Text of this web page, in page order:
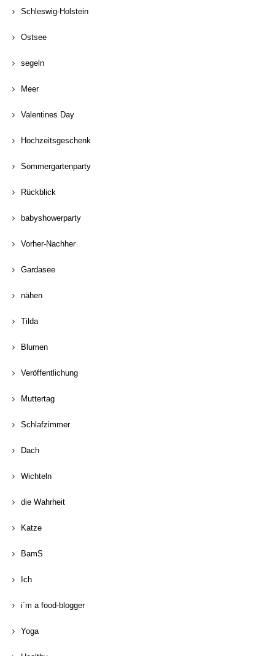
Schleswig-Holstein
Ostsee
segeln
Meer
Valentines Day
Hochzeitsgeschenk
Sommergartenparty
Rückblick
babyshowerparty
Vorher-Nachher
Gardasee
nähen
Tilda
Blumen
Veröffentlichung
Muttertag
Schlafzimmer
Dach
Wichteln
die Wahrheit
Katze
BamS
Ich
i´m a food-blogger
Yoga